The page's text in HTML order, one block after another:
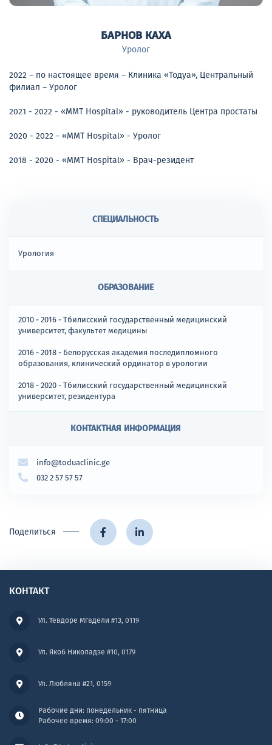
БАРНОВ КАХА
Уролог
2022 – по настоящее время – Клиника «Тодуа», Центральный
филиал – Уролог
2021 - 2022 - «MMT Hospital» - руководитель Центра простаты
2020 - 2022 - «MMT Hospital» - Уролог
2018 - 2020 - «MMT Hospital» - Врач-резидент
СПЕЦИАЛЬНОСТЬ
Урология
ОБРАЗОВАНИЕ
2010 - 2016 - Тбилисский государственный медицинский
университет, факультет медицины
2016 - 2018 - Белорусская академия последипломного
образования, клинический ординатор в урологии
2018 - 2020 - Тбилисский государственный медицинский
университет, резидентура
КОНТАКТНАЯ ИНФОРМАЦИЯ
info@toduaclinic.ge
032 2 57 57 57
Поделиться
КОНТАКТ
Ул. Тевдоре Мгвдели #13, 0119
Рабочие дни: понедельник - пятница
Рабочее время: 09:00 - 17:00
Ул. Якоб Николадзе #10, 0179
Ул. Любляна #21, 0159